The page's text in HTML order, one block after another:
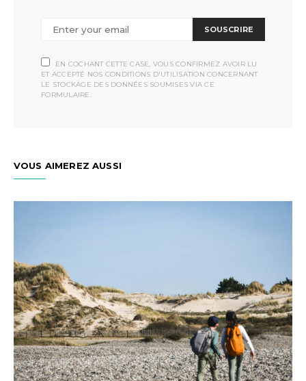
SOUSCRIRE
EN COCHANT CETTE CASE, VOUS CONFIRMEZ AVOIR LU
ET ACCEPTÉ NOS CONDITIONS D'UTILISATION CONCERNANT
LE STOCKAGE DES DONNÉES SOUMISES VIA CE
FORMULAIRE.
VOUS AIMEREZ AUSSI